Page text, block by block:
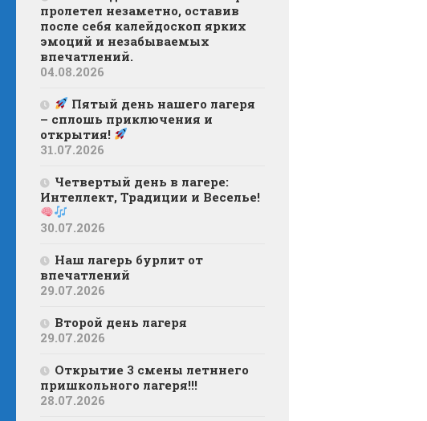
пролетел незаметно, оставив
после себя калейдоскоп ярких
эмоций и незабываемых
впечатлений.
04.08.2026
Пятый день нашего лагеря
– сплошь приключения и
открытия!
31.07.2026
Четвертый день в лагере:
Интеллект, Традиции и Веселье!
30.07.2026
Наш лагерь бурлит от
впечатлений
29.07.2026
Второй день лагеря
29.07.2026
Открытие 3 смены летннего
пришкольного лагеря!!!
28.07.2026